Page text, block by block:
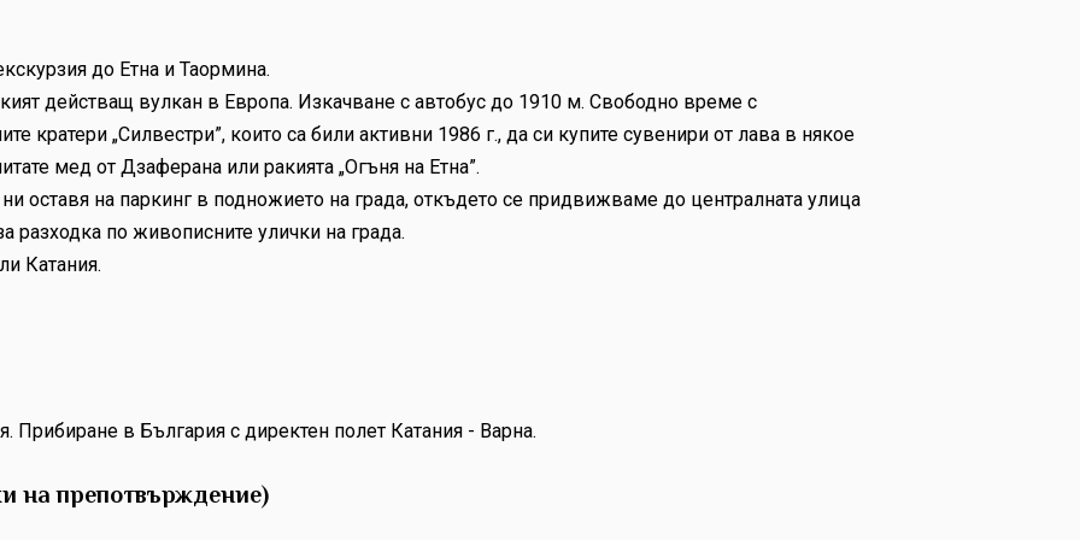
до Етна и Таормина.
действащ вулкан в Европа. Изкачване с автобус до 1910 м. Свободно време с
кратери „Силвестри”, които са били активни 1986 г., да си купите сувенири от лава в някое
мед от Дзаферана или ракията „Огъня на Етна”.
оставя на паркинг в подножието на града, откъдето се придвижваме до централната улица
разходка по живописните улички на града.
Катания.
Прибиране в България с директен полет Катания - Варна.
на препотвърждение)